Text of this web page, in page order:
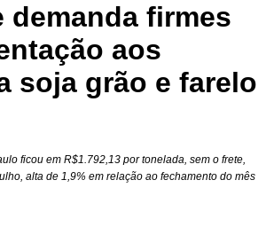
demanda firmes
aos
soja grão e farelo
ficou em R$1.792,13 por tonelada, sem o frete,
alta de 1,9% em relação ao fechamento do mês